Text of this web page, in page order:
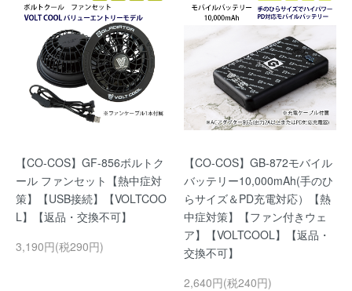
【CO-COS】GF-856ボルトク
ール ファンセット【熱中症対
策】【USB接続】【VOLTCOO
L】【返品・交換不可】
3,190円(税290円)
【CO-COS】GB-872モバイル
バッテリー10,000mAh(手のひ
らサイズ＆PD充電対応）【熱
中症対策】【ファン付きウェ
ア】【VOLTCOOL】【返品・
交換不可】
2,640円(税240円)